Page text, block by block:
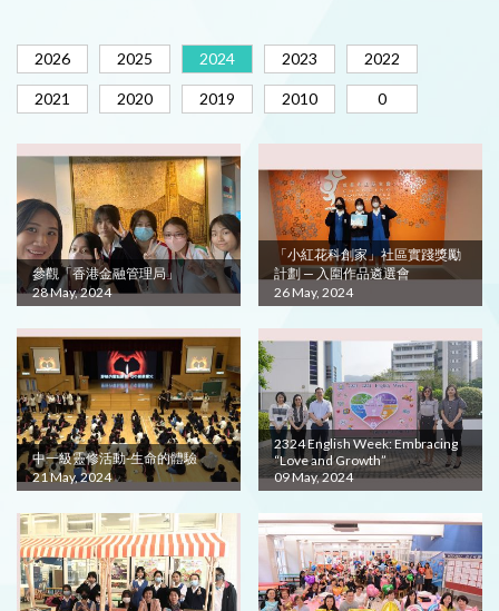
2026 2025 2024 2023 2022
2021 2020 2019 2010 0
參觀「香港金融管理局」
28 May, 2024
「小紅花科創家」社區實踐獎勵
計劃 — 入圍作品遴選會
26 May, 2024
中一級靈修活動-生命的體驗
21 May, 2024
2324 English Week: Embracing
“Love and Growth”
09 May, 2024